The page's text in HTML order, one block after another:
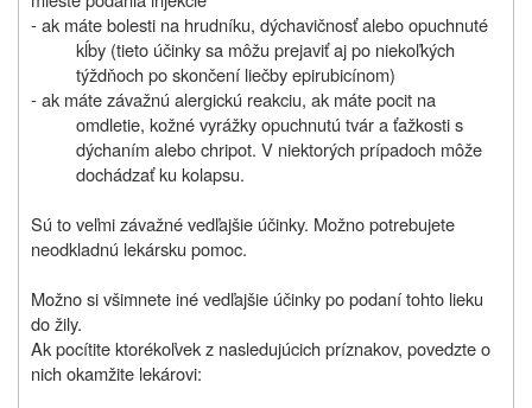
- ak máte bolesti na hrudníku, dýchavičnosť alebo opuchnuté
kĺby (tieto účinky sa môžu prejaviť aj po niekoľkých
týždňoch po skončení liečby epirubicínom)
- ak máte závažnú alergickú reakciu, ak máte pocit na
omdletie, kožné vyrážky opuchnutú tvár a ťažkosti s
dýchaním alebo chripot. V niektorých prípadoch môže
dochádzať ku kolapsu.
Sú to veľmi závažné vedľajšie účinky. Možno potrebujete
neodkladnú lekársku pomoc.
Možno si všimnete iné vedľajšie účinky po podaní tohto lieku
do žily.
Ak pocítite ktorékoľvek z nasledujúcich príznakov, povedzte o
nich okamžite lekárovi: